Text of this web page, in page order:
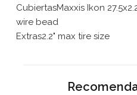
CubiertasMaxxis Ikon
wire bead
Extras2.2" max tire size